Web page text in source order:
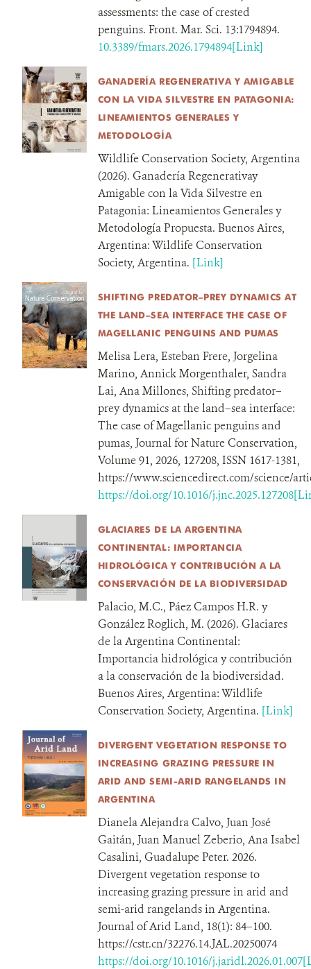
assessments: the case of crested
penguins. Front. Mar. Sci. 13:1794894.
10.3389/fmars.2026.1794894[Link]
GANADERÍA REGENERATIVA Y AMIGABLE
CON LA VIDA SILVESTRE EN PATAGONIA:
LINEAMIENTOS GENERALES Y
METODOLOGÍA
Wildlife Conservation Society, Argentina
(2026). Ganadería Regenerativay
Amigable con la Vida Silvestre en
Patagonia: Lineamientos Generales y
Metodología Propuesta. Buenos Aires,
Argentina: Wildlife Conservation
Society, Argentina. [Link]
SHIFTING PREDATOR–PREY DYNAMICS AT
THE LAND–SEA INTERFACE THE CASE OF
MAGELLANIC PENGUINS AND PUMAS
Melisa Lera, Esteban Frere, Jorgelina
Marino, Annick Morgenthaler, Sandra
Lai, Ana Millones, Shifting predator–
prey dynamics at the land–sea interface:
The case of Magellanic penguins and
pumas, Journal for Nature Conservation,
Volume 91, 2026, 127208, ISSN 1617-1381,
https://www.sciencedirect.com/science/
https://doi.org/10.1016/
GLACIARES DE LA ARGENTINA
CONTINENTAL: IMPORTANCIA
HIDROLÓGICA Y CONTRIBUCIÓN A LA
CONSERVACIÓN DE LA BIODIVERSIDAD
Palacio, M.C., Páez Campos H.R. y
González Roglich, M. (2026). Glaciares
de la Argentina Continental:
Importancia hidrológica y contribución
a la conservación de la biodiversidad.
Buenos Aires, Argentina: Wildlife
Conservation Society, Argentina. [Link]
DIVERGENT VEGETATION RESPONSE TO
INCREASING GRAZING PRESSURE IN
ARID AND SEMI-ARID RANGELANDS IN
ARGENTINA
Dianela Alejandra Calvo, Juan José
Gaitán, Juan Manuel Zeberio, Ana Isabel
Casalini, Guadalupe Peter. 2026.
Divergent vegetation response to
increasing grazing pressure in arid and
semi-arid rangelands in Argentina.
Journal of Arid Land, 18(1): 84–100.
https://cstr.cn/32276.14.JAL.20250074
https://doi.org/10.1016/